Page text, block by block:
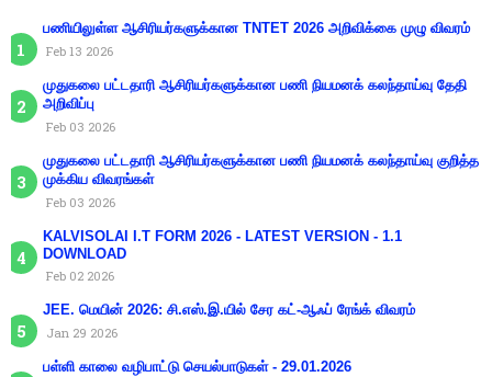
பணியிலுள்ள ஆசிரியர்களுக்கான TNTET 2026 அறிவிக்கை முழு விவரம்
Feb 13 2026
முதுகலை பட்டதாரி ஆசிரியர்களுக்கான பணி நியமனக் கலந்தாய்வு தேதி
அறிவிப்பு
Feb 03 2026
முதுகலை பட்டதாரி ஆசிரியர்களுக்கான பணி நியமனக் கலந்தாய்வு குறித்த
முக்கிய விவரங்கள்
Feb 03 2026
KALVISOLAI I.T FORM 2026 - LATEST VERSION - 1.1
DOWNLOAD
Feb 02 2026
JEE. மெயின் 2026: சி.எஸ்.இ.யில் சேர கட்-ஆஃப் ரேங்க் விவரம்
Jan 29 2026
பள்ளி காலை வழிபாட்டு செயல்பாடுகள் - 29.01.2026